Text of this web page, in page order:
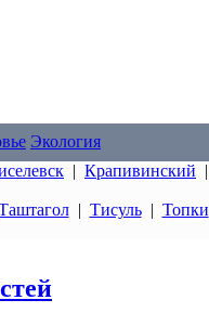
Экология
| Крапивинский |
| Тисуль| Топки